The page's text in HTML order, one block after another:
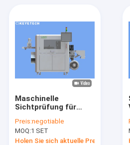
Maschinelle
Sichtprüfung für
aus starrem
Kunststoff
Preis:negotiable
MOQ:1 SET
Holen Sie sich aktuelle Preis